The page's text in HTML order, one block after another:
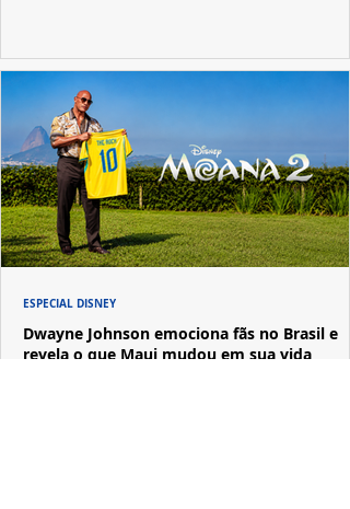
Dwayne Johnson emociona fãs no Brasil e
revela o que Maui mudou em sua vida
ESPECIAL DISNEY